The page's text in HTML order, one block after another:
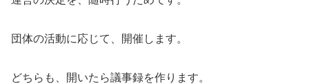
団体の活動に応じて、開催します。
どちらも、開いたら議事録を作ります。